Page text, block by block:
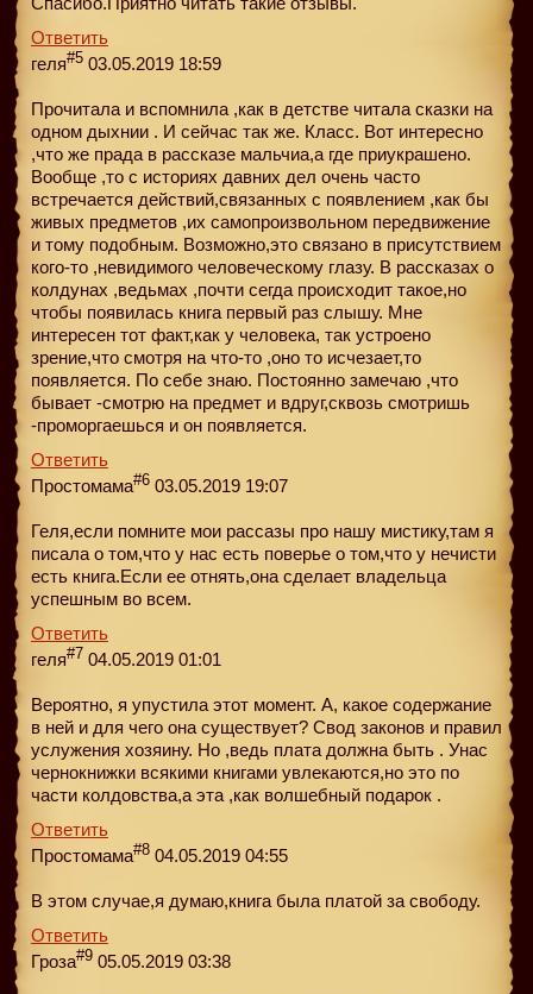
Ответить
геля#5 03.05.2019 18:59
Прочитала и вспомнила ,как в детстве читала сказки на
одном дыхнии . И сейчас так же. Класс. Вот интересно
,что же прада в рассказе мальчиа,а где приукрашено.
Вообще ,то с историях давних дел очень часто
встречается действий,связанных с появлением ,как бы
живых предметов ,их самопроизвольном передвижение
и тому подобным. Возможно,это связано в присутствием
кого-то ,невидимого человеческому глазу. В рассказах о
колдунах ,ведьмах ,почти сегда происходит такое,но
чтобы появилась книга первый раз слышу. Мне
интересен тот факт,как у человека, так устроено
зрение,что смотря на что-то ,оно то исчезает,то
появляется. По себе знаю. Постоянно замечаю ,что
бывает -смотрю на предмет и вдруг,сквозь смотришь
-проморгаешься и он появляется.
Ответить
Простомама#6 03.05.2019 19:07
Геля,если помните мои рассазы про нашу мистику,там я
писала о том,что у нас есть поверье о том,что у нечисти
есть книга.Если ее отнять,она сделает владельца
успешным во всем.
Ответить
геля#7 04.05.2019 01:01
Вероятно, я упустила этот момент. А, какое содержание
в ней и для чего она существует? Свод законов и правил
услужения хозяину. Но ,ведь плата должна быть . Унас
чернокнижки всякими книгами увлекаются,но это по
части колдовства,а эта ,как волшебный подарок .
Ответить
Простомама#8 04.05.2019 04:55
В этом случае,я думаю,книга была платой за свободу.
Ответить
Гроза#9 05.05.2019 03:38